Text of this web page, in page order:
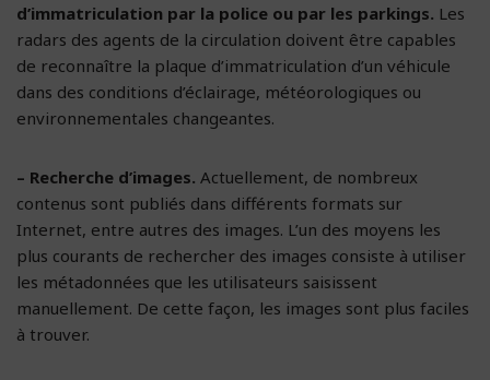
d’immatriculation par la police ou par les parkings. Les
radars des agents de la circulation doivent être capables
de reconnaître la plaque d’immatriculation d’un véhicule
dans des conditions d’éclairage, météorologiques ou
environnementales changeantes.
– Recherche d’images. Actuellement, de nombreux
contenus sont publiés dans différents formats sur
Internet, entre autres des images. L’un des moyens les
plus courants de rechercher des images consiste à utiliser
les métadonnées que les utilisateurs saisissent
manuellement. De cette façon, les images sont plus faciles
à trouver.